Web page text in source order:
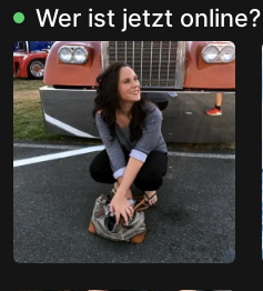
Wer ist jetzt online?